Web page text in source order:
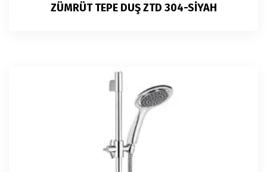
ZÜMRÜT TEPE DUŞ ZTD 304-SİYAH